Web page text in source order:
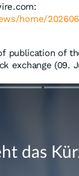
home/
publication of
exchange (09.